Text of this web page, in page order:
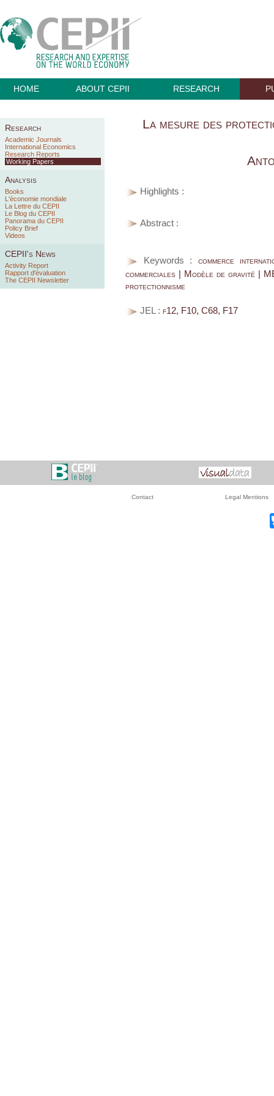
HOME ABOUT CEPII RESEARCH
Research
Academic Journals
International Economics
Research Reports
Working Papers
Analysis
Books
L'économie mondiale
La Lettre du CEPII
Le Blog du CEPII
Panorama du CEPII
Policy Brief
Videos
CEPII's News
Activity Report
Rapport d'évaluation
The CEPII Newsletter
La mesure des
Highlights :
Abstract :
Keywords : commerce
commerciales | Modèle de gravité |
protectionnisme
JEL : f12, F10, C68, F17
Contact Legal Mentions